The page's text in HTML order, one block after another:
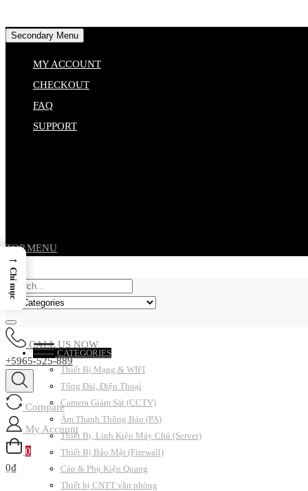
Skip
content
Secondary Menu
MY ACCOUNT
CHECKOUT
FAQ
SUPPORT
TOP MENU
CALL US NOW
+5965-525-889
Compare
My Account
0
0₫
CATEGORIES
Thiết Bị Mạng & WIFI
Tổng Đài, Điện Thoại
Camera Giám Sát (CCTV)
Âm Thanh Thông Báo (PA)
Thiết Bị, Linh Kiện Máy Chủ (Server)
Thiết Bị Bảo Mật (Firewall)
Cáp & Phụ Kiện Quang
Thiết bị CNTT văn phòng
→
Chỉ mục